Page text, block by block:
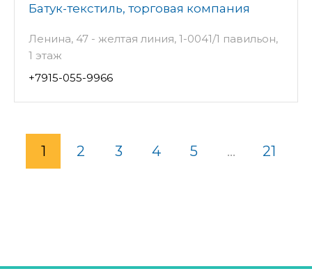
Батук-текстиль, торговая компания
Ленина, 47 - желтая линия, 1-0041/1 павильон,
1 этаж
+7915-055-9966
1 2 3 4 5 ... 21